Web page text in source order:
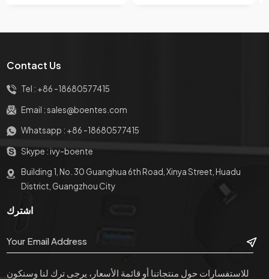
الاتحاد الأوروبي
Contact Us
Tel : +86 -18680577415
Email :sales@boentes.com
Whatsapp : +86 -18680577415
Skype :ivy-boente
Building 1, No. 30 Guanghua 6th Road, Xinya Street, Huadu
District, Guangzhou City
اشترك
للاستفسارات حول منتجاتنا أو قائمة الأسعار، يرجى ترك لنا وسنكون